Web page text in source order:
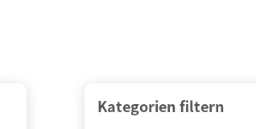
Kategorien filtern